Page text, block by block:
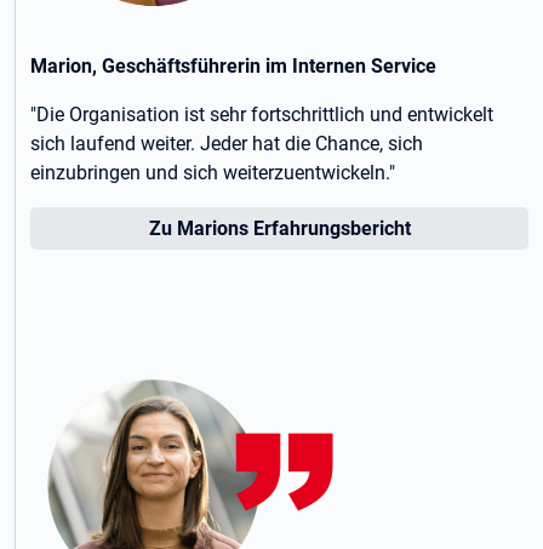
Marion, Geschäftsführerin im Internen Service
"Die Organisation ist sehr fortschrittlich und entwickelt
sich laufend weiter. Jeder hat die Chance, sich
einzubringen und sich weiterzuentwickeln."
Zu Marions Erfahrungsbericht